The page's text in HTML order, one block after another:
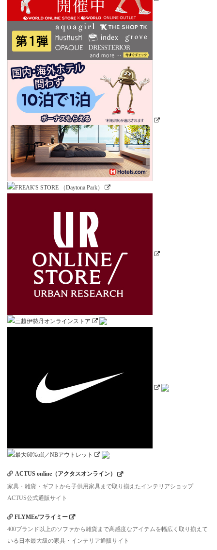
ACTUS online（アクタスオンライン）
家具・雑貨・ギフトから子供用家具まで取り揃えたインテリアショップ
ACTUS公式通販サイト
FLYMEe/フライミー
400ブランド以上のソファから雑貨まで高感度なアイテムを幅広く取り揃えて
いる日本最大級の家具・インテリア通販サイト